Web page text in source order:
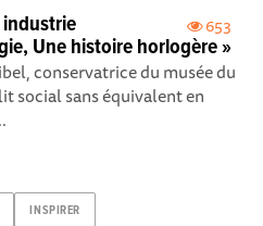
653
industrie
Une histoire horlogère »
conservatrice du musée du
social sans équivalent en
INSPIRER